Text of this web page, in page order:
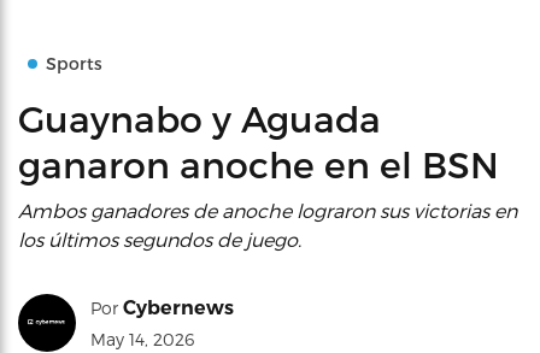
Sports
Guaynabo y Aguada
ganaron anoche en el BSN
Ambos ganadores de anoche lograron sus victorias en
los últimos segundos de juego.
Por Cybernews
May 14, 2026